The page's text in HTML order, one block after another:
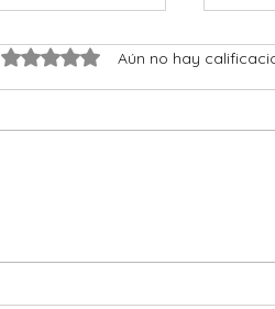
Obtuvo 0 de 5 estrellas.
Aún no hay